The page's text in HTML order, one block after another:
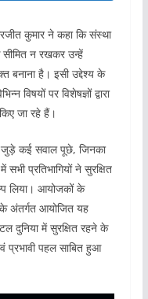
कुमार ने कहा कि संस्था
सीमित न रखकर उन्हें
बनाना है। इसी उद्देश्य के
पर विशेषज्ञों द्वारा
जा रहे हैं।
जुड़े कई सवाल पूछे, जिनका
सभी प्रतिभागियों ने सुरक्षित
लिया। आयोजकों के
आयोजित यह
दुनिया में सुरक्षित रहने के
प्रभावी पहल साबित हुआ